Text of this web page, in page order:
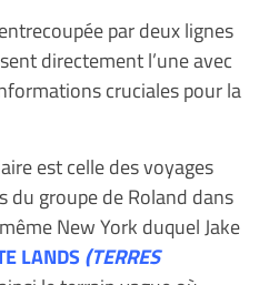
par deux lignes
directement l’une avec
cruciales pour la
est celle des voyages
du groupe de Roland dans
New York duquel Jake
LANDS (TERRES